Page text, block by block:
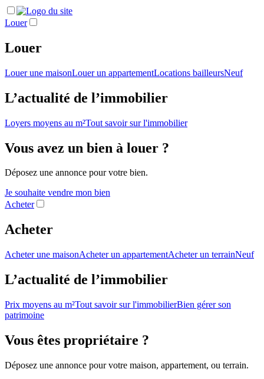
Louer
Louer
Louer une maisonLouer un appartementLocations bailleursNeuf
L’actualité de l’immobilier
Loyers moyens au m²Tout savoir sur l'immobilier
Vous avez un bien à louer ?
Déposez une annonce pour votre bien.
Je souhaite vendre mon bien
Acheter
Acheter
Acheter une maisonAcheter un appartementAcheter un terrainNeuf
L’actualité de l’immobilier
Prix moyens au m²Tout savoir sur l'immobilierBien gérer son
patrimoine
Vous êtes propriétaire ?
Déposez une annonce pour votre maison, appartement, ou terrain.